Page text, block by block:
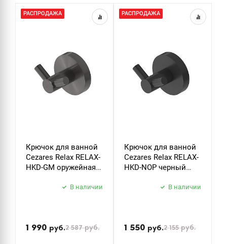
РАСПРОДАЖА
Крючок для ванной
Cezares Relax RELAX-
HKD-GM оружейная
В наличии
1 990 руб.2 587руб.
РАСПРОДАЖА
Крючок для ванной
Cezares Relax RELAX-
HKD-NOP черный
В наличии
1 550 руб.2 155руб.